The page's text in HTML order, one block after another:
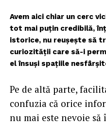
Avem aici chiar un cerc
tot mai puțin credibilă,
istorice, nu reușește să
curiozității care să-i
el însuși spațiile
Pe de altă parte,
confuzia că orice
nu mai este nevoie